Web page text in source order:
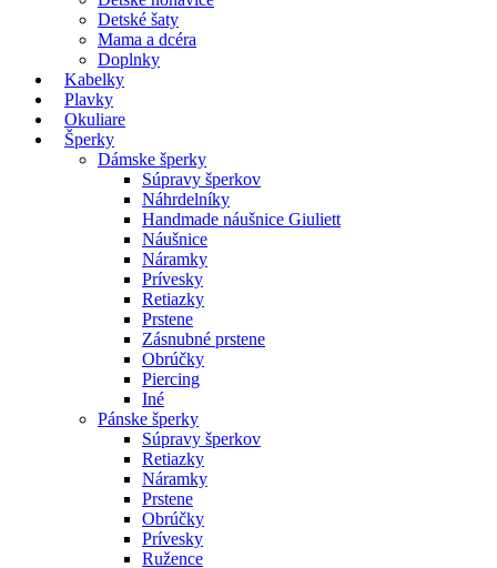
Detské šaty
Mama a dcéra
Doplnky
Kabelky
Plavky
Okuliare
Šperky
Dámske šperky
Súpravy šperkov
Náhrdelníky
Handmade náušnice Giuliett
Náušnice
Náramky
Prívesky
Retiazky
Prstene
Zásnubné prstene
Obrúčky
Piercing
Iné
Pánske šperky
Súpravy šperkov
Retiazky
Náramky
Prstene
Obrúčky
Prívesky
Ružence